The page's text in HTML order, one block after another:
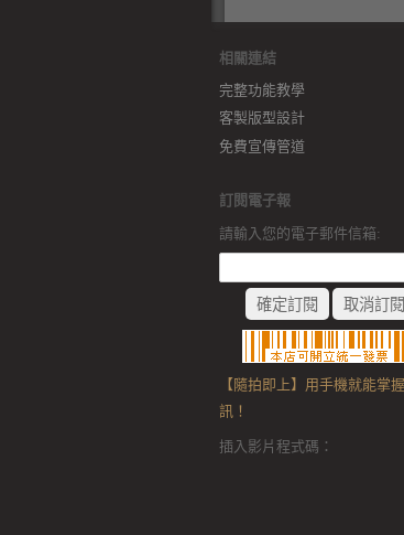
相關連結
完整功能教學
客製版型設計
免費宣傳管道
訂閱電子報
請輸入您的電子郵件信箱:
【隨拍即上】用手機就能掌
訊！
插入影片程式碼：